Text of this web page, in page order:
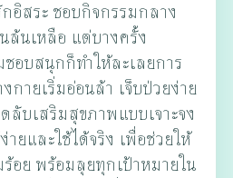
อิสระ ชอบกิจกรรมกลาง
ล้นเหลือ แต่บางครั้ง
อบสนุกก็ทำให้ละเลยการ
ายเริ่มอ่อนล้า เจ็บป่วยง่าย
บเสริมสุขภาพแบบเจาะจง
ายและใช้ได้จริง เพื่อช่วยให้
ย พร้อมลุยทุกเป้าหมายใน